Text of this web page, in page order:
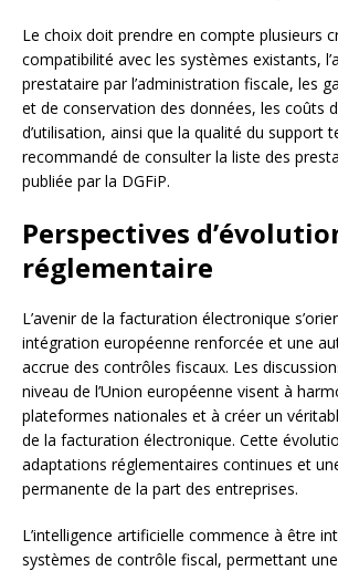
Le choix doit prendre en compte plusieurs
compatibilité avec les systèmes existants,
prestataire par l’administration fiscale, les
et de conservation des données, les coûts
d’utilisation, ainsi que la qualité du support
recommandé de consulter la liste des
publiée par la DGFiP.
Perspectives
réglementaire
L’avenir de la facturation électronique
intégration européenne renforcée et une
accrue des contrôles fiscaux. Les
niveau de l’Union européenne visent à
plateformes nationales et à créer un
de la facturation électronique. Cette
adaptations réglementaires continues et
permanente de la part des entreprises.
L’intelligence artificielle commence à être
systèmes de contrôle fiscal, permettant